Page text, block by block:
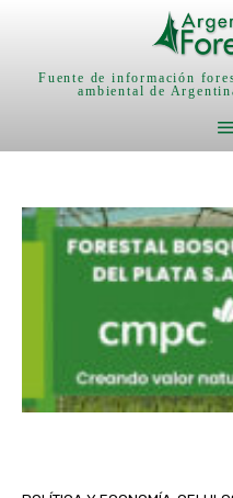
Fuente de información
ambiental de